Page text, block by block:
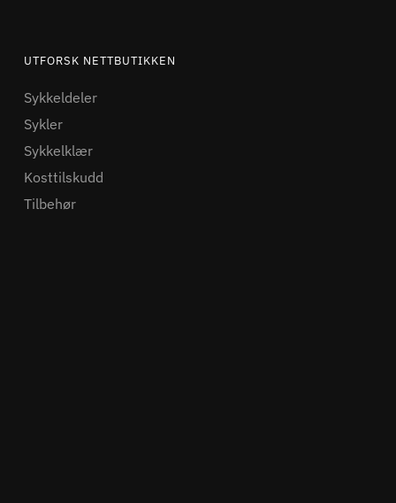
UTFORSK NETTBUTIKKEN
Sykkeldeler
Sykler
Sykkelklær
Kosttilskudd
Tilbehør